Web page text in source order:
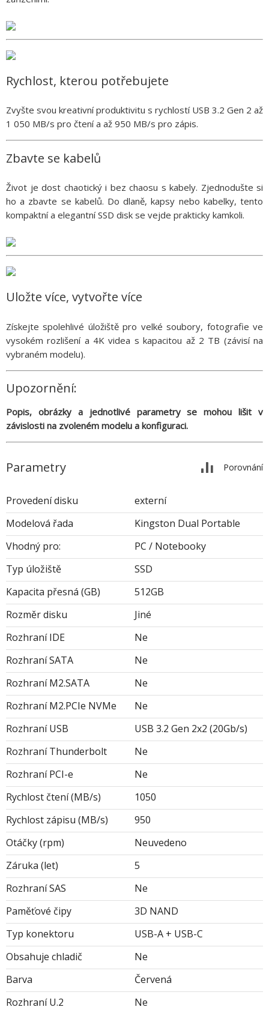
Rychlost, kterou potřebujete
Zvyšte svou kreativní produktivitu s rychlostí USB 3.2 Gen 2 až
1 050 MB/s pro čtení a až 950 MB/s pro zápis.
Zbavte se kabelů
Život je dost chaotický i bez chaosu s kabely. Zjednodušte si
ho a zbavte se kabelů. Do dlaně, kapsy nebo kabelky, tento
kompaktní a elegantní SSD disk se vejde prakticky kamkoli.
Uložte více, vytvořte více
Získejte spolehlivé úložiště pro velké soubory, fotografie ve
vysokém rozlišení a 4K videa s kapacitou až 2 TB (závisí na
vybraném modelu).
Upozornění:
Popis, obrázky a jednotlivé parametry se mohou lišit v
závislosti na zvoleném modelu a konfiguraci.
Parametry Porovnání
Provedení disku
externí
Modelová řada
Kingston Dual Portable
Vhodný pro:
PC / Notebooky
Typ úložiště
SSD
Kapacita přesná (GB)
512GB
Rozměr disku
Jiné
Rozhraní IDE
Ne
Rozhraní SATA
Ne
Rozhraní M2.SATA
Ne
Rozhraní M2.PCIe NVMe
Ne
Rozhraní USB
USB 3.2 Gen 2x2 (20Gb/s)
Rozhraní Thunderbolt
Ne
Rozhraní PCI-e
Ne
Rychlost čtení (MB/s)
1050
Rychlost zápisu (MB/s)
950
Otáčky (rpm)
Neuvedeno
Záruka (let)
5
Rozhraní SAS
Ne
Paměťové čipy
3D NAND
Typ konektoru
USB-A + USB-C
Obsahuje chladič
Ne
Barva
Červená
Rozhraní U.2
Ne